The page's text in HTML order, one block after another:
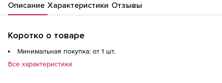
Описание Характеристики Отзывы
Коротко о товаре
Минимальная покупка: от 1 шт.
Все характеристики